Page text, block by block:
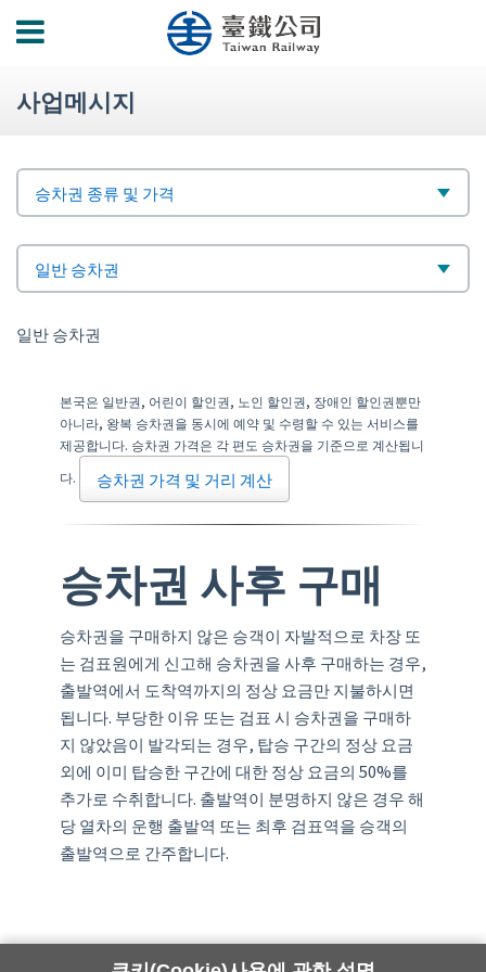
功
單
사업메시지
題
승차권 종류 및 가격
標
題
일반 승차권
일반 승차권
본국은 일반권, 어린이 할인권, 노인 할인권, 장애인 할인권뿐만
아니라, 왕복 승차권을 동시에 예약 및 수령할 수 있는 서비스를
제공합니다. 승차권 가격은 각 편도 승차권을 기준으로 계산됩니
다.
승차권 가격 및 거리 계산
승차권 사후 구매
승차권을 구매하지 않은 승객이 자발적으로 차장 또
는 검표원에게 신고해 승차권을 사후 구매하는 경우,
출발역에서 도착역까지의 정상 요금만 지불하시면
됩니다. 부당한 이유 또는 검표 시 승차권을 구매하
지 않았음이 발각되는 경우, 탑승 구간의 정상 요금
외에 이미 탑승한 구간에 대한 정상 요금의 50%를
추가로 수취합니다. 출발역이 분명하지 않은 경우 해
당 열차의 운행 출발역 또는 최후 검표역을 승객의
출발역으로 간주합니다.